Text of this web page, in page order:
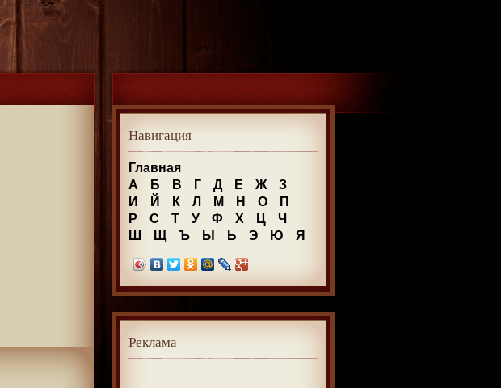
Навигация
Главная
А
Б В Г Д Е Ж
З
И
Й К Л М Н О
П
Р
С Т У Ф Х Ц
Ч
Ш
Щ Ъ Ы Ь Э Ю Я
Реклама